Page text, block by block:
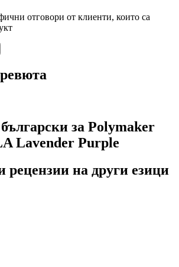
отговори от клиенти, които са
за Polymaker
Lavender Purple
рецензии на други езици